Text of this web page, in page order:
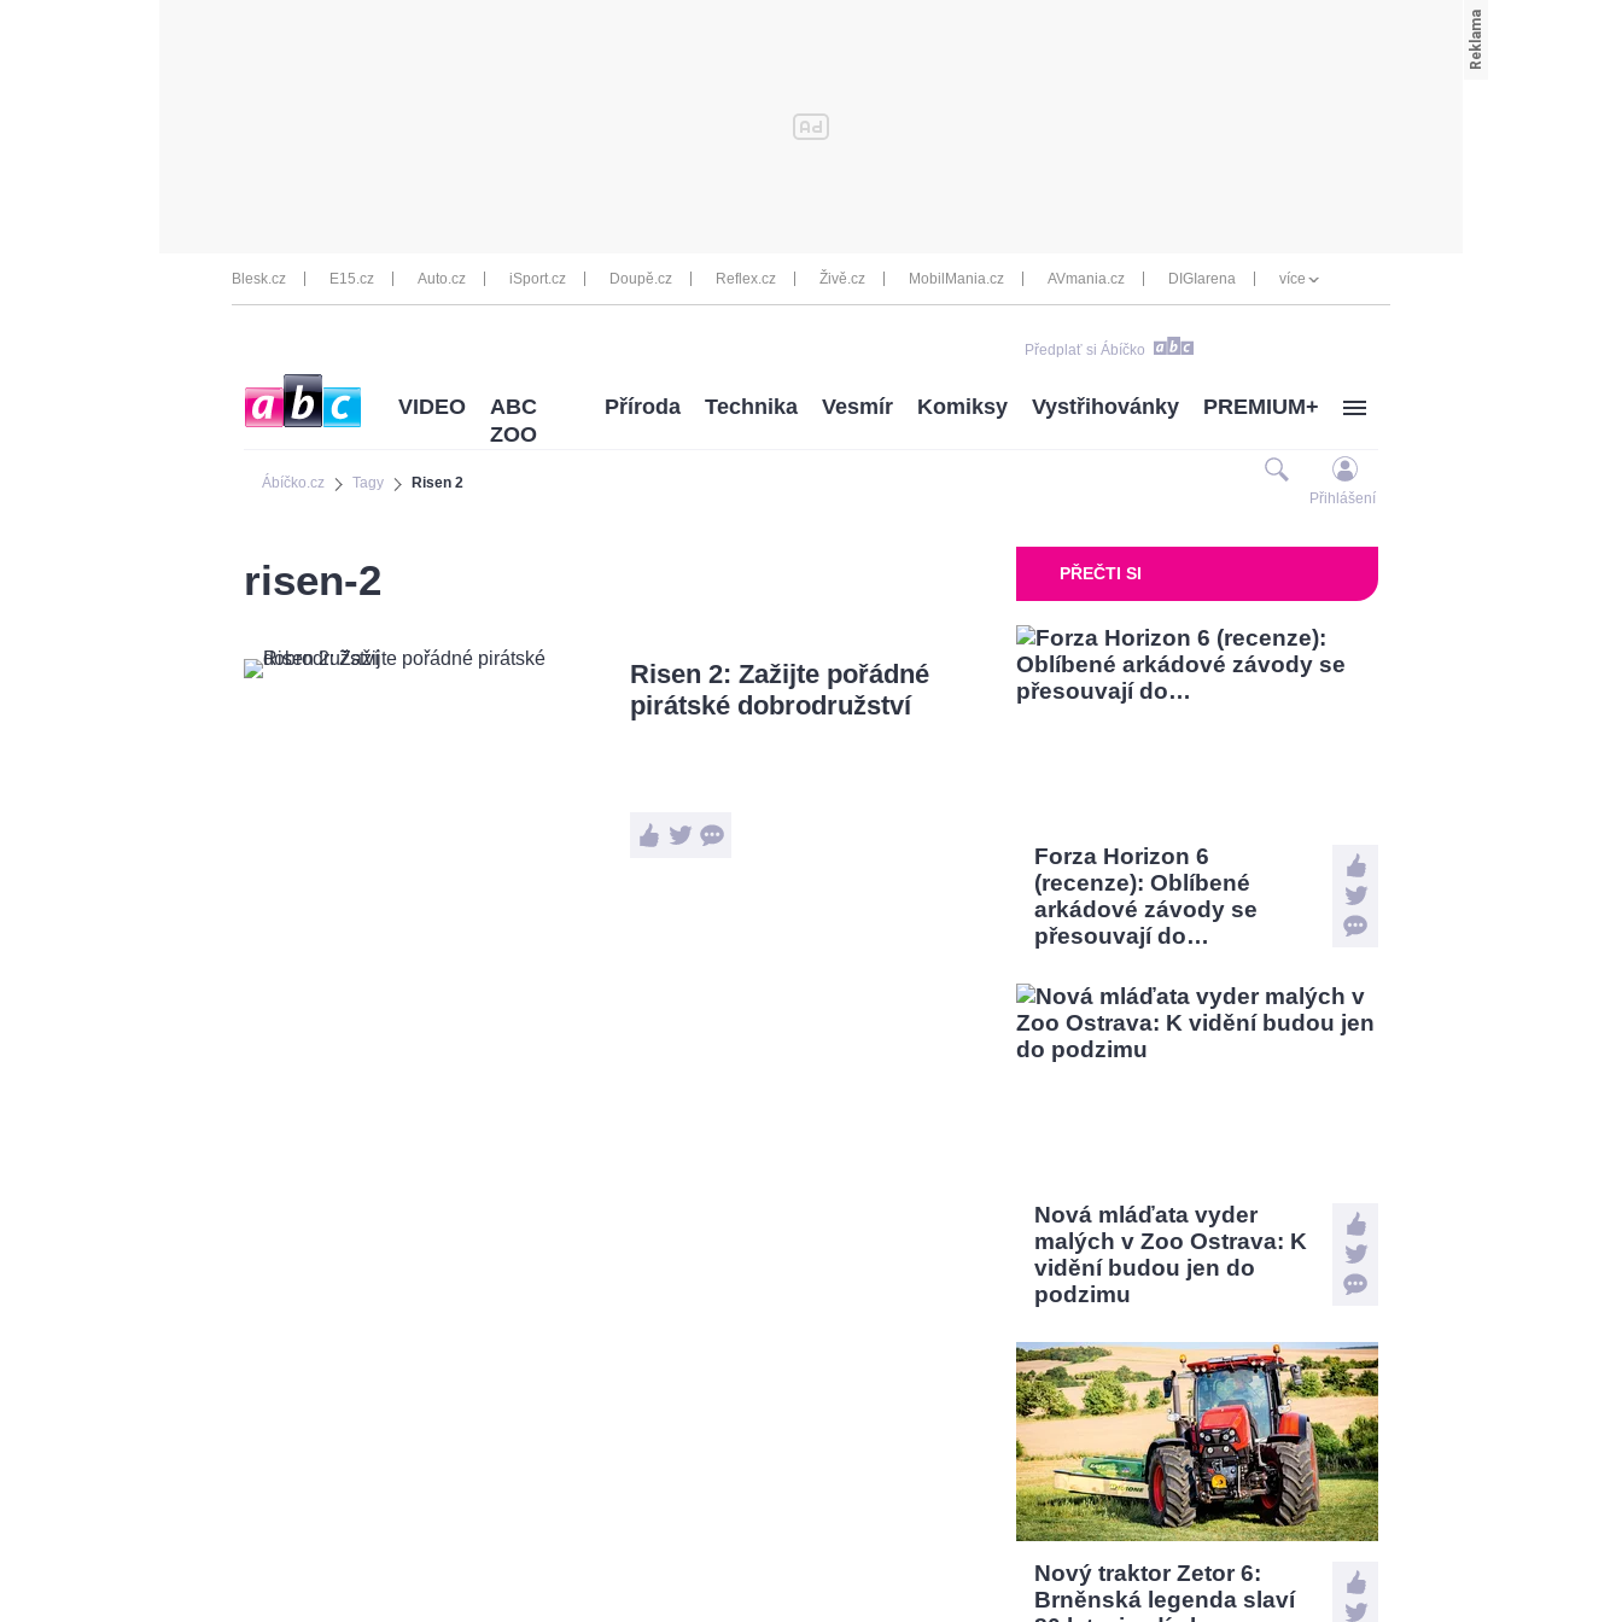
Blesk.cz E15.cz Auto.cz iSport.cz Doupě.cz Reflex.cz Živě.cz MobilMania.cz AVmania.cz DIGIarena více
Předplať si Ábíčko
Ábíčko.cz Tagy Risen 2
VIDEO
ABC
ZOO
Příroda Technika Vesmír Komiksy Vystřihovánky PREMIUM+
Přihlášení
risen-2
Risen 2: Zažijte pořádné
pirátské dobrodružství
PŘEČTI SI
Forza Horizon 6
(recenze): Oblíbené
arkádové závody se
přesouvají do…
Nová mláďata vyder
malých v Zoo Ostrava: K
vidění budou jen do
podzimu
Nový traktor Zetor 6:
Brněnská legenda slaví